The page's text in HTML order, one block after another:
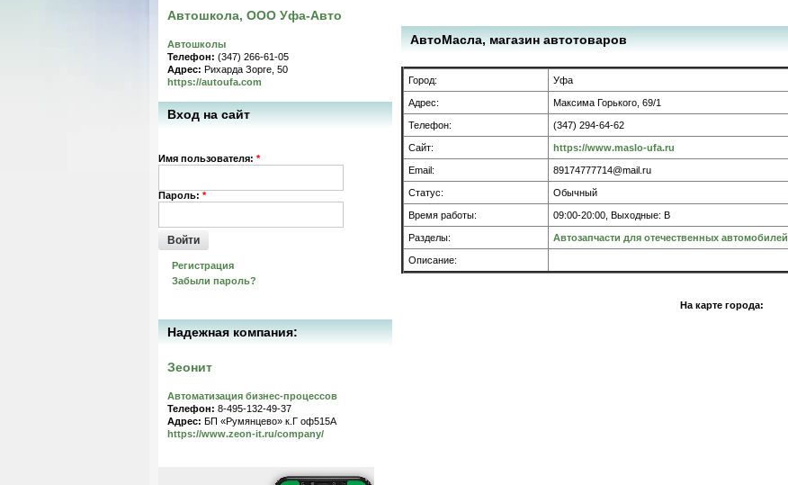
АвтоМасла, магазин автотоваров
Город: Уфа
Адрес: Максима Горького, 69/1
Телефон: (347) 294-64-62
Сайт: https://www.maslo-ufa.ru
Email: 89174777714@mail.ru
Статус: Обычный
Время работы: 09:00-20:00, Выходные: В
Разделы: Автозапчасти для отечественных автомобилей
Описание:
На карте города:
Автошкола, ООО Уфа-Авто
Автошколы
Телефон: (347) 266-61-05
Адрес: Рихарда Зорге, 50
https://autoufa.com
Вход на сайт
Имя пользователя: *
Пароль: *
Войти
Регистрация
Забыли пароль?
Надежная компания:
Зеонит
Автоматизация бизнес-процессов
Телефон: 8-495-132-49-37
Адрес: БП «Румянцево» к.Г оф515A
https://www.zeon-it.ru/company/